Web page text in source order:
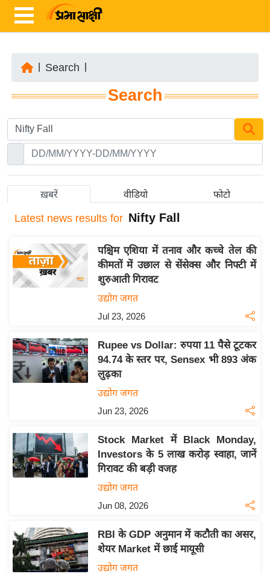
ज़ा
ख
र
ष्ट्री
अं
र्रा
ष्ट्री
य
स
उ
द्यो
ग
त
वि
शे
रा
य
ब
Search
Search
ख़बरें वीडियो फोटो
Latest news results for Nifty Fall
पश्चिम एशिया में तनाव और कच्चे तेल की
कीमतों में उछाल से सेंसेक्स और निफ्टी में
शुरुआती गिरावट
उद्योग जगत
Jul 23, 2026
Rupee vs Dollar: रुपया 11 पैसे टूटकर
94.74 के स्तर पर, Sensex भी 893 अंक
लुढ़का
उद्योग जगत
Jun 23, 2026
Stock Market में Black Monday,
Investors के 5 लाख करोड़ स्वाहा, जानें
गिरावट की बड़ी वजह
उद्योग जगत
Jun 08, 2026
RBI के GDP अनुमान में कटौती का असर,
शेयर Market में छाई मायूसी
उद्योग जगत